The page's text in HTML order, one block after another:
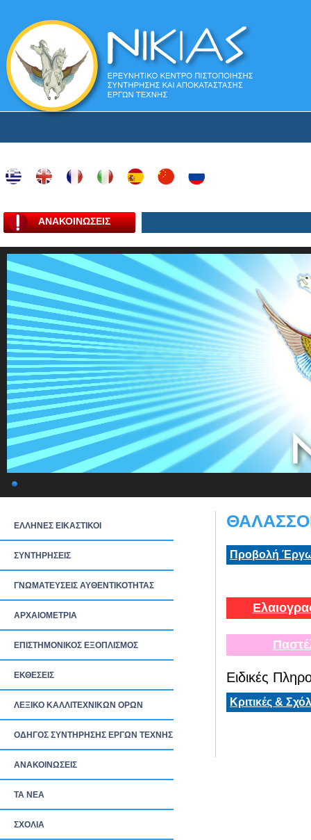
ΑΝΑΚΟΙΝΩΣΕΙΣ
ΕΛΛΗΝΕΣ ΕΙΚΑΣΤΙΚΟΙ
ΣΥΝΤΗΡΗΣΕΙΣ
ΓΝΩΜΑΤΕΥΣΕΙΣ ΑΥΘΕΝΤΙΚΟΤΗΤΑΣ
ΑΡΧΑΙΟΜΕΤΡΙΑ
ΕΠΙΣΤΗΜΟΝΙΚΟΣ ΕΞΟΠΛΙΣΜΟΣ
ΕΚΘΕΣΕΙΣ
ΛΕΞΙΚΟ ΚΑΛΛΙΤΕΧΝΙΚΩΝ ΟΡΩΝ
ΟΔΗΓΟΣ ΣΥΝΤΗΡΗΣΗΣ ΕΡΓΩΝ ΤΕΧΝΗΣ
ΑΝΑΚΟΙΝΩΣΕΙΣ
ΤΑ ΝEΑ
ΣΧΟΛΙΑ
Προβολή
Ειδικές
Κριτικές &